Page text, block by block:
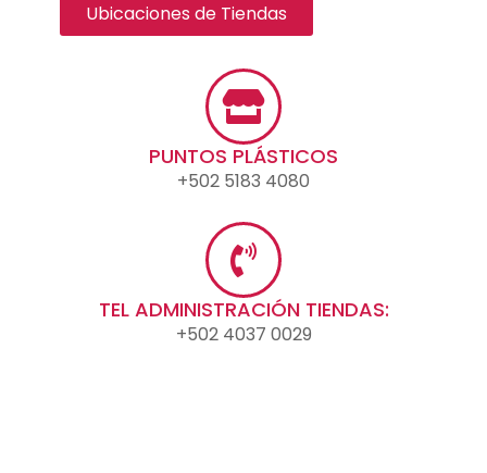
Ubicaciones de Tiendas
PUNTOS PLÁSTICOS
+502 5183 4080
TEL ADMINISTRACIÓN TIENDAS:
+502 4037 0029